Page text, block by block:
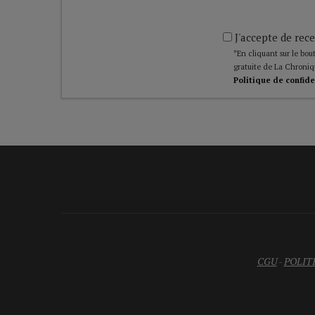
J'accepte de
*En cliquant sur le
gratuite de La
Politique de
CGU-